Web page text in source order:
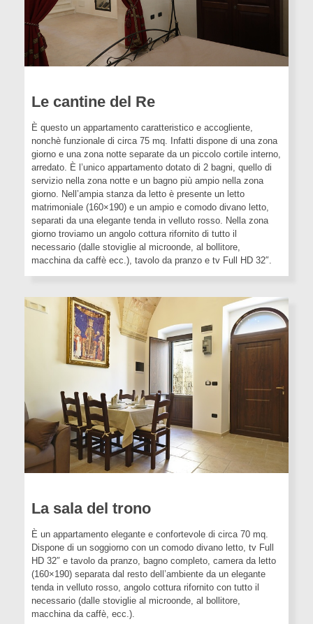
Le cantine del Re
È questo un appartamento caratteristico e accogliente,
nonchè funzionale di circa 75 mq. Infatti dispone di una zona
giorno e una zona notte separate da un piccolo cortile interno,
arredato. È l’unico appartamento dotato di 2 bagni, quello di
servizio nella zona notte e un bagno più ampio nella zona
giorno. Nell’ampia stanza da letto è presente un letto
matrimoniale (160×190) e un ampio e comodo divano letto,
separati da una elegante tenda in velluto rosso. Nella zona
giorno troviamo un angolo cottura rifornito di tutto il
necessario (dalle stoviglie al microonde, al bollitore,
macchina da caffè ecc.), tavolo da pranzo e tv Full HD 32″.
La sala del trono
È un appartamento elegante e confortevole di circa 70 mq.
Dispone di un soggiorno con un comodo divano letto, tv Full
HD 32″ e tavolo da pranzo, bagno completo, camera da letto
(160×190) separata dal resto dell’ambiente da un elegante
tenda in velluto rosso, angolo cottura rifornito con tutto il
necessario (dalle stoviglie al microonde, al bollitore,
macchina da caffè, ecc.).